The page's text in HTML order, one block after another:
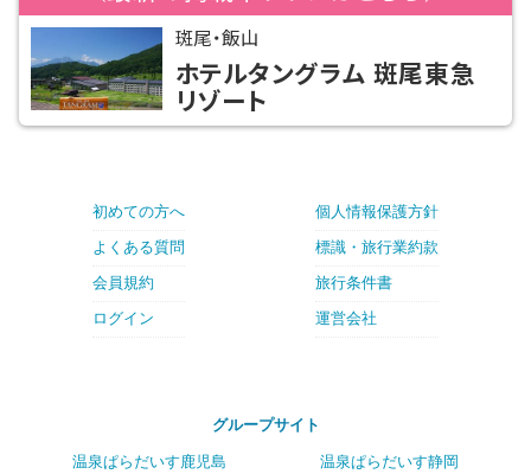
斑尾・飯山
ホテルタングラム 斑尾東急
リゾート
初めての方へ
よくある質問
会員規約
ログイン
個人情報保護方針
標識・旅行業約款
旅行条件書
運営会社
グループサイト
温泉ぱらだいす鹿児島
温泉ぱらだいす静岡